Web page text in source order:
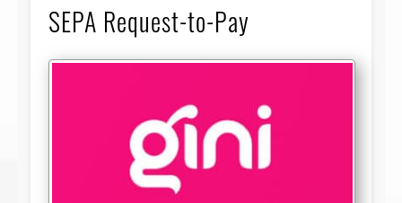
SEPA Request-to-Pay